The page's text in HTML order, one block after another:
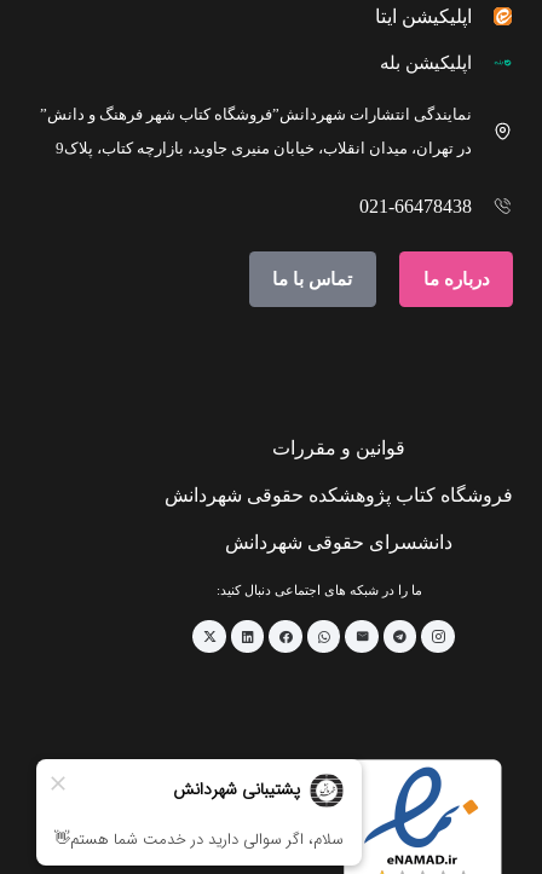
اپلیکیشن ایتا
اپلیکیشن بله
نمایندگی انتشارات شهردانش”فروشگاه کتاب شهر فرهنگ و دانش”
در تهران، میدان انقلاب، خیابان منیری جاوید، بازارچه کتاب، پلاک9
021-66478438
درباره ما تماس با ما
قوانین و مقررات
فروشگاه کتاب پژوهشکده حقوقی شهردانش
دانشسرای حقوقی شهردانش
ما را در شبکه های اجتماعی دنبال کنید: